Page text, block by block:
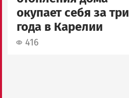
окупает себя за три
года в Карелии
416